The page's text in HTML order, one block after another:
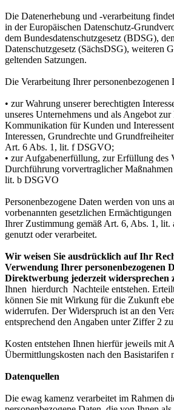
Die Datenerhebung und -verarbeitung
in der Europäischen Datenschutz-
dem Bundesdatenschutzgesetz (BDSG),
Datenschutzgesetz (SächsDSG), weiteren
geltenden Satzungen.
Die Verarbeitung Ihrer personenbezogenen
• zur Wahrung unserer berechtigten
unseres Unternehmens und als Angebot
Kommunikation für Kunden und
Interessen, Grundrechte und
Art. 6 Abs. 1, lit. f DSGVO;
• zur Aufgabenerfüllung, zur Erfüllung des
Durchführung vorvertraglicher
lit. b DSGVO
Personenbezogene Daten werden von uns
vorbenannten gesetzlichen
Ihrer Zustimmung gemäß Art. 6, Abs. 1, lit.
genutzt oder verarbeitet.
Wir weisen Sie ausdrücklich auf Ihr
Verwendung Ihrer personenbezogenen
Direktwerbung jederzeit widersprechen
Ihnen hierdurch Nachteile entstehen.
können Sie mit Wirkung für die Zukunft
widerrufen. Der Widerspruch ist an den
entsprechend den Angaben unter Ziffer 2
Kosten entstehen Ihnen hierfür jeweils mit
Übermittlungskosten nach den Basistarifen
Datenquellen
Die ewag kamenz verarbeitet im Rahmen